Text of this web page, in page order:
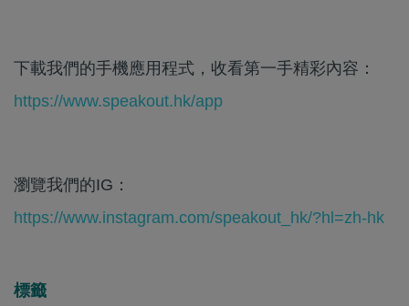
下載我們的手機應用程式，收看第一手精彩內容：
https://www.speakout.hk/app
瀏覽我們的IG：
https://www.instagram.com/speakout_hk/?hl=zh-hk
標籤